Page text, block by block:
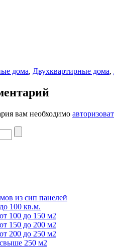
дома, Двухквартирные дома,
вам необходимо
из сип панелей
100 кв.м.
100 до 150 м2
150 до 200 м2
200 до 250 м2
250 м2